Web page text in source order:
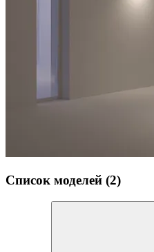
Список моделей (2)